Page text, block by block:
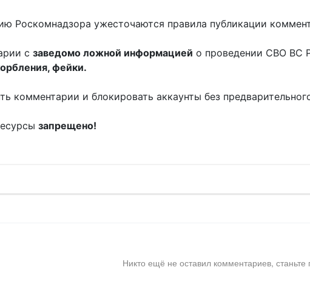
Роскомнадзора ужесточаются правила публикации
с заведомо ложной информацией о проведении СВО ВС
фейки.
комментарии и блокировать аккаунты без
запрещено!
Никто ещё не оставил комментариев,